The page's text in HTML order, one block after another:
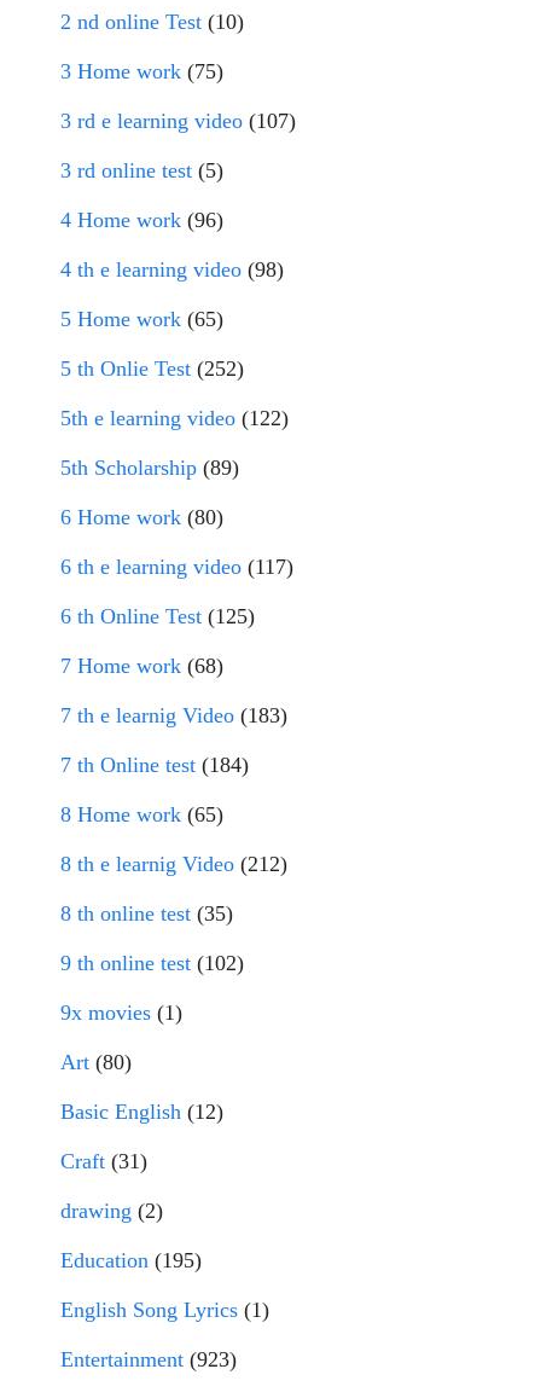
2 nd online Test (10)
3 Home work (75)
3 rd e learning video (107)
3 rd online test (5)
4 Home work (96)
4 th e learning video (98)
5 Home work (65)
5 th Onlie Test (252)
5th e learning video (122)
5th Scholarship (89)
6 Home work (80)
6 th e learning video (117)
6 th Online Test (125)
7 Home work (68)
7 th e learnig Video (183)
7 th Online test (184)
8 Home work (65)
8 th e learnig Video (212)
8 th online test (35)
9 th online test (102)
9x movies (1)
Art (80)
Basic English (12)
Craft (31)
drawing (2)
Education (195)
English Song Lyrics (1)
Entertainment (923)